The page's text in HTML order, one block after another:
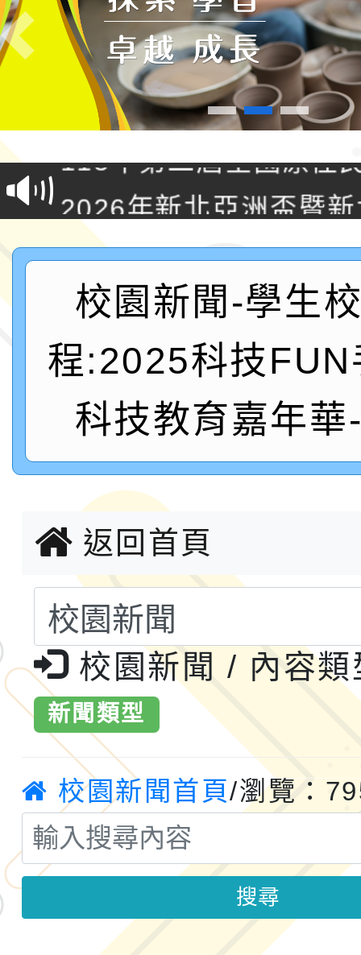
Previous
轉知桃園市政府交通局
桃「我的減碳存摺2.0
案，詳如說明，請參閱
2026年新北亞洲盃暨
鐵人三項錦標賽
桃園市115學年度學生
「2026年『王牌愛／
成果展」
桃園市大溪自造教育及
年八月份教師研習
國立成功大學辦理「台
融平台-教案暨教學示
115學年度「學習扶助
計畫子計畫十一-2：國
小時認證研習計畫」
115年度「教育部表揚
義教育推展貢獻獎」實
轉知桃園市政府交通局
共運輸服務，鼓勵民眾
桃「我的減碳存摺2.0
案，詳如說明，請參閱
115年第二屆全國原住
2026年新北亞洲盃暨
鐵人三項錦標賽
桃園市115學年度學生
「2026年『王牌愛／
運動系列徵選頒獎典禮
成果展」
2026城鎮韌性防空演習
桃園市大溪自造教育及
年八月份教師研習
國立成功大學辦理「台
融平台-教案暨教學示
115學年度「學習扶助
校園新聞-學生
程:2025科技FUN
科技教育嘉年華
返回首頁
校園新聞 / 內容類
新聞類型
校園新聞首頁/瀏覽：
搜尋